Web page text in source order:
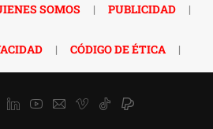
SOMOS | PUBLICIDAD |
| CÓDIGO DE ÉTICA |